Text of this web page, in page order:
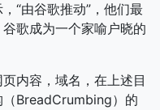
“由谷歌推动”，他们最
歌成为一个家喻户晓的
内容，域名，在上述目
BreadCrumbing）的